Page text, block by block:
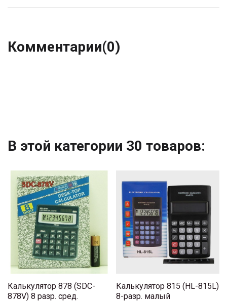
Комментарии(0)
В этой категории 30 товаров:
Калькулятор 878 (SDC-
878V) 8 разр. сред.
Калькулятор 815 (HL-815L)
8-разр. малый